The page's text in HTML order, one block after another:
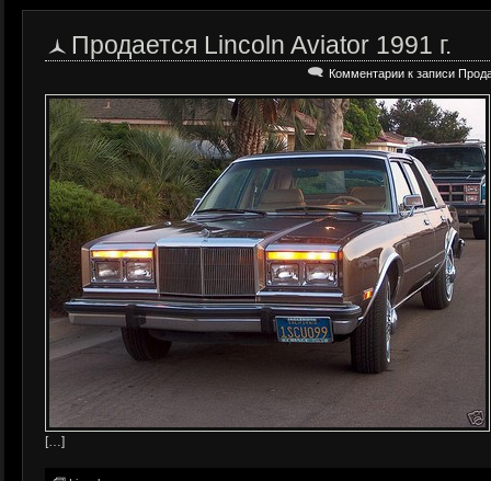
Продается Lincoln Aviator 1991 г.
Комментарии к записи
[…]